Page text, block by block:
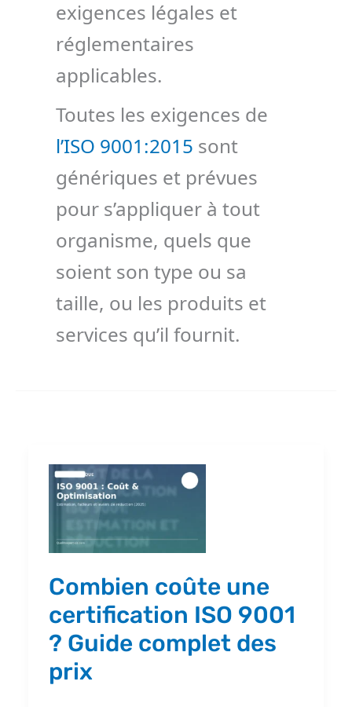
exigences légales et
réglementaires
applicables.
Toutes les exigences de
l’ISO 9001:2015 sont
génériques et prévues
pour s’appliquer à tout
organisme, quels que
soient son type ou sa
taille, ou les produits et
services qu’il fournit.
Combien coûte une
certification ISO 9001
? Guide complet des
prix
Combien
coûte
une
certification
ISO
9001
?
Guide
complet